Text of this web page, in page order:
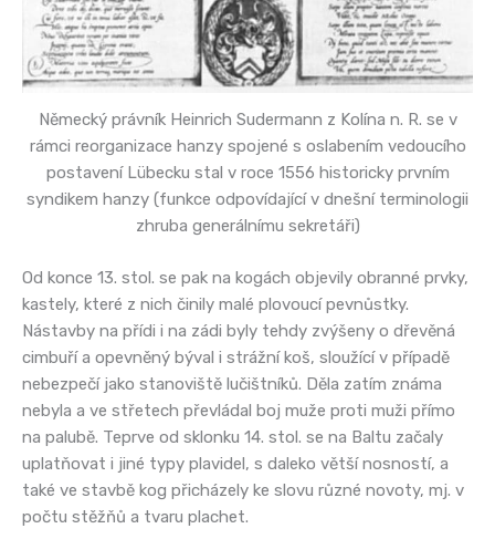
Německý právník Heinrich Sudermann z Kolína n. R. se v
rámci reorganizace hanzy spojené s oslabením vedoucího
postavení Lübecku stal v roce 1556 historicky prvním
syndikem hanzy (funkce odpovídající v dnešní terminologii
zhruba generálnímu sekretáři)
Od konce 13. stol. se pak na kogách objevily obranné prvky,
kastely, které z nich činily malé plovoucí pevnůstky.
Nástavby na přídi i na zádi byly tehdy zvýšeny o dřevěná
cimbuří a opevněný býval i strážní koš, sloužící v případě
nebezpečí jako stanoviště lučištníků. Děla zatím známa
nebyla a ve střetech převládal boj muže proti muži přímo
na palubě. Teprve od sklonku 14. stol. se na Baltu začaly
uplatňovat i jiné typy plavidel, s daleko větší nosností, a
také ve stavbě kog přicházely ke slovu různé novoty, mj. v
počtu stěžňů a tvaru plachet.